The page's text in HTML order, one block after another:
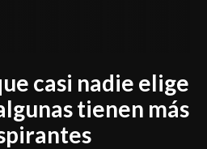
casi nadie elige
tienen más